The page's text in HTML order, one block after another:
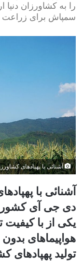
را به کشاورزان دنیا
سمپاش برای
آشنائی با پهپادهای
آشنائی با
یکی از با کیفیت
هواپیماهای
تولید